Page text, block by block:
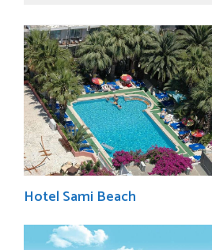
Hotel Sami Beach